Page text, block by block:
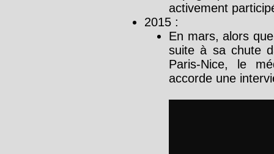
activement
2015 :
En mars, alors
suite à sa chute
Paris-Nice, le
accorde une